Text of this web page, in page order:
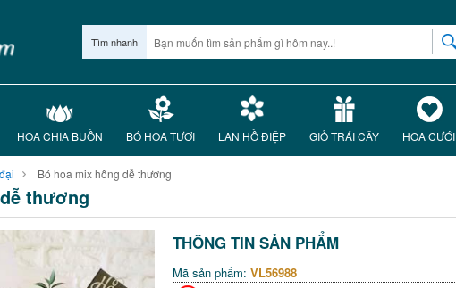
Tìm nhanh
HOA CHIA BUỒN BÓ HOA TƯƠI LAN HỒ ĐIỆP GIỎ TRÁI CÂY HOA CƯỚI
Bó hoa mix hồng dễ thương
thương
THÔNG TIN SẢN PHẨM
Mã sản phẩm: VL56988